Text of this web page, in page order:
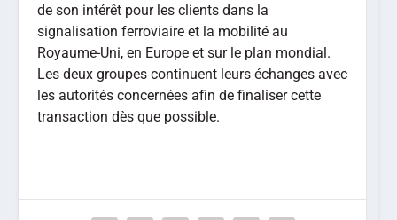
de son intérêt pour les clients dans la
signalisation ferroviaire et la mobilité au
Royaume-Uni, en Europe et sur le plan mondial.
Les deux groupes continuent leurs échanges avec
les autorités concernées afin de finaliser cette
transaction dès que possible.